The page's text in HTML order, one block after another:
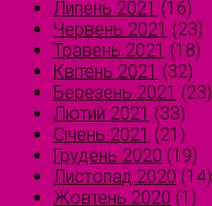
Липень 2021 (16)
Червень 2021 (23)
Травень 2021 (18)
Квітень 2021 (32)
Березень 2021 (23)
Лютий 2021 (33)
Січень 2021 (21)
Грудень 2020 (19)
Листопад 2020 (14)
Жовтень 2020 (1)